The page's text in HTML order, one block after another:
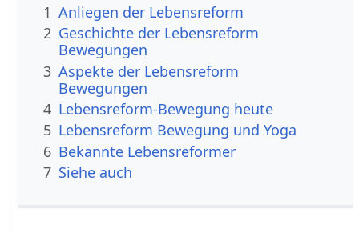
1 Anliegen der Lebensreform
2 Geschichte der Lebensreform
Bewegungen
3 Aspekte der Lebensreform
Bewegungen
4 Lebensreform-Bewegung heute
5 Lebensreform Bewegung und Yoga
6 Bekannte Lebensreformer
7 Siehe auch